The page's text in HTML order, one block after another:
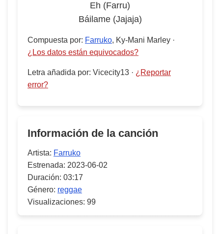
Eh (Farru)
Báilame (Jajaja)
Compuesta por: Farruko, Ky-Mani Marley ·
¿Los datos están equivocados?
Letra añadida por: Vicecity13 · ¿Reportar
error?
Información de la canción
Artista: Farruko
Estrenada: 2023-06-02
Duración: 03:17
Género: reggae
Visualizaciones: 99